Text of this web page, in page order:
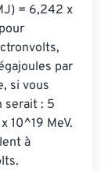
= 6,242 x
par
si vous
: 5
10^19 MeV.
à